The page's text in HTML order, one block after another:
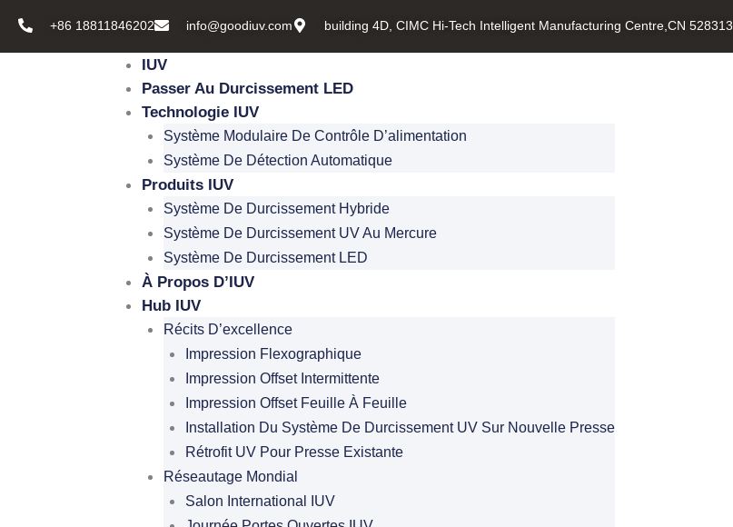
内
+86 18811846202 info@goodiuv.com building 4D, CIMC Hi-Tech Intelligent Manufacturing Centre,CN 528313
IUV
Passer Au Durcissement LED
Technologie IUV
Système Modulaire De Contrôle D’alimentation
Système De Détection Automatique
Produits IUV
Système De Durcissement Hybride
Système De Durcissement UV Au Mercure
Système De Durcissement LED
À Propos D’IUV
Hub IUV
Récits D’excellence
Impression Flexographique
Impression Offset Intermittente
Impression Offset Feuille À Feuille
Installation Du Système De Durcissement UV Sur Nouvelle Presse
Rétrofit UV Pour Presse Existante
Réseautage Mondial
Salon International IUV